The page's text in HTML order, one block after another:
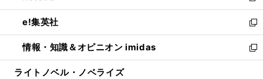
開
く
ウ
で
開
く
ン
ド
ウ
で
開
ウ
ィ
ン
ド
ウ
し
い
ウ
ィ
ン
e!集英社
新
し
い
ウ
情報・知識＆オピニオン imidas
新
し
ライトノベル・ノベライズ